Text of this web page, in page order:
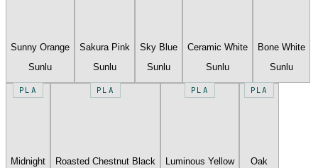
Sunny Orange
Sunlu
Sakura Pink
Sunlu
Sky Blue
Sunlu
Ceramic White
Sunlu
Bone White
Sunlu
PLA
Midnight
PLA
Roasted Chestnut Black
PLA
Luminous Yellow
PLA
Oak